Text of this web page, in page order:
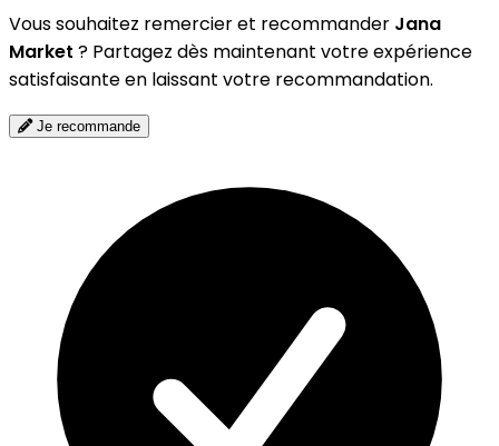
Vous souhaitez remercier et recommander Jana
Market ? Partagez dès maintenant votre expérience
satisfaisante en laissant votre recommandation.
Je recommande